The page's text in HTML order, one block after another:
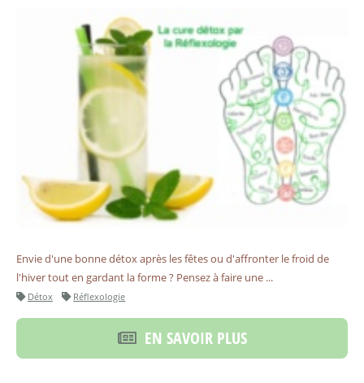
Envie d'une bonne détox après les fêtes ou d'affronter le froid de
l'hiver tout en gardant la forme ? Pensez à faire une ...
Détox Réflexologie
EN SAVOIR PLUS